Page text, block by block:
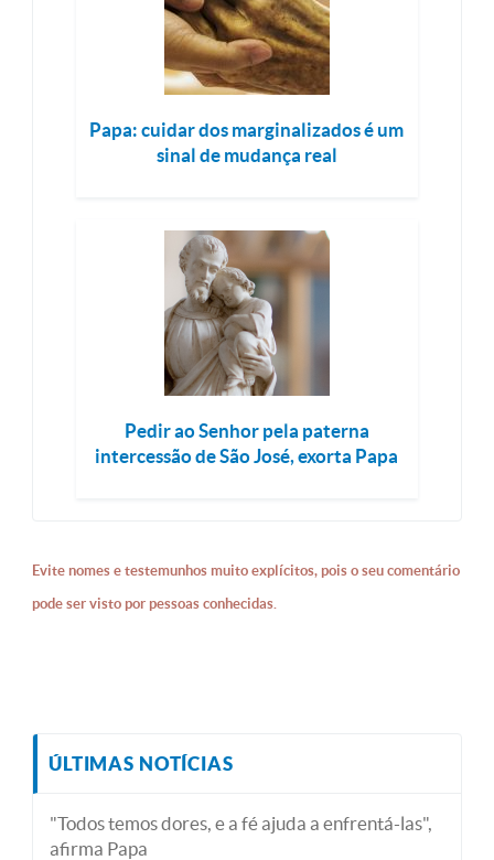
Papa: cuidar dos marginalizados é um
sinal de mudança real
Pedir ao Senhor pela paterna
intercessão de São José, exorta Papa
Evite nomes e testemunhos muito explícitos, pois o seu comentário
pode ser visto por pessoas conhecidas.
ÚLTIMAS NOTÍCIAS
"Todos temos dores, e a fé ajuda a enfrentá-las",
afirma Papa